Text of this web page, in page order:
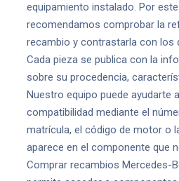
equipamiento instalado. Por
recomendamos comprobar la
recambio y contrastarla con los
Cada pieza se publica con la
sobre su procedencia,
Nuestro equipo puede ayudarte
compatibilidad mediante el
matrícula, el código de motor o
aparece en el componente que
Comprar recambios Mercedes-